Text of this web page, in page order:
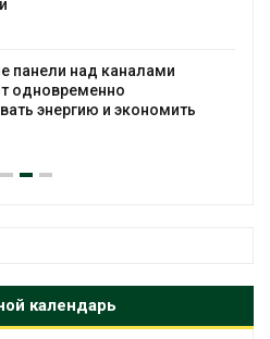
панели над каналами
одновременно
энергию и экономить
календарь